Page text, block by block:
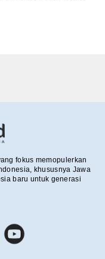
fokus memopulerkan
khususnya Jawa
baru untuk generasi